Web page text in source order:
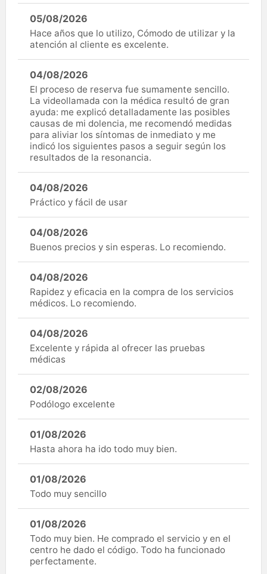
05/08/2026
Hace años que lo utilizo, Cómodo de utilizar y la
atención al cliente es excelente.
04/08/2026
El proceso de reserva fue sumamente sencillo.
La videollamada con la médica resultó de gran
ayuda: me explicó detalladamente las posibles
causas de mi dolencia, me recomendó medidas
para aliviar los síntomas de inmediato y me
indicó los siguientes pasos a seguir según los
resultados de la resonancia.
04/08/2026
Práctico y fácil de usar
04/08/2026
Buenos precios y sin esperas. Lo recomiendo.
04/08/2026
Rapidez y eficacia en la compra de los servicios
médicos. Lo recomiendo.
04/08/2026
Excelente y rápida al ofrecer las pruebas
médicas
02/08/2026
Podólogo excelente
01/08/2026
Hasta ahora ha ido todo muy bien.
01/08/2026
Todo muy sencillo
01/08/2026
Todo muy bien. He comprado el servicio y en el
centro he dado el código. Todo ha funcionado
perfectamente.